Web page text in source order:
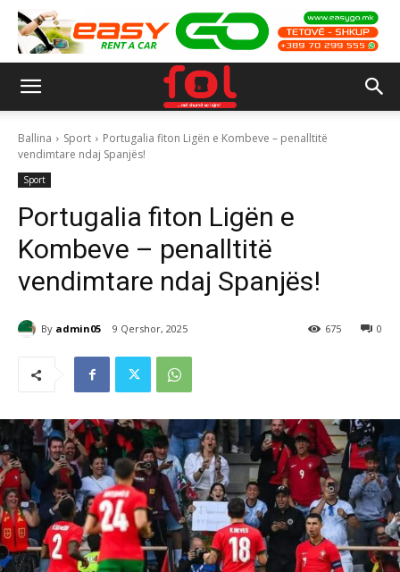
Ballina Sport
Portugalia fiton Ligën e Kombeve – penalltitë
vendimtare ndaj Spanjës!
Sport
Portugalia fiton Ligën e
Kombeve – penalltitë
vendimtare ndaj Spanjës!
By admin05 9 Qershor, 2025 0
675